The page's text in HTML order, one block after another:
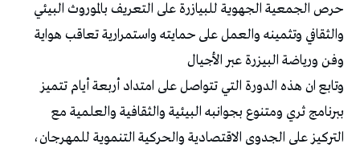
حرص الجمعية الجهوية للبيازرة على التعريف بالموروث البيئي
والثقافي وتثمينه والعمل على حمايته واستمرارية تعاقب هواية
وفن ورياضة البيزرة عبر الأجيال
وتابع ان هذه الدورة التي تتواصل على امتداد أربعة أيام تتميز
ببرنامج ثري ومتنوع بجوانبه البيئية والثقافية والعلمية مع
التركيز على الجدوى الاقتصادية والحركية التنموية للمهرجان،